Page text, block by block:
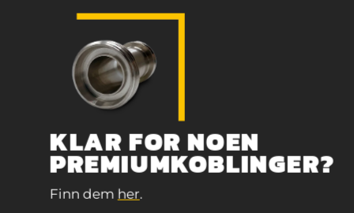
KLAR FOR NOEN
PREMIUMKOBLINGER?
Finn dem her.